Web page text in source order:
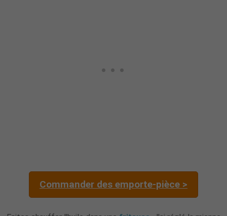
Commander des emporte-pièce >